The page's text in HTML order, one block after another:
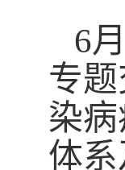
6
专
染
体